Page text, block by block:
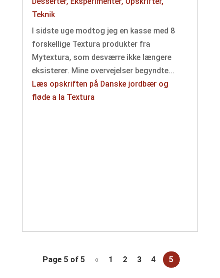
Teknik
I sidste uge modtog jeg en kasse med 8
forskellige Textura produkter fra
Mytextura, som desværre ikke længere
eksisterer. Mine overvejelser begyndte...
Læs opskriften på Danske jordbær og
fløde a la Textura
Page 5 of 5 « 1 2 3 4 5